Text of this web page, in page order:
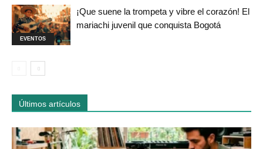
EVENTOS
¡Que suene la trompeta y vibre el corazón! El
mariachi juvenil que conquista Bogotá
Últimos artículos